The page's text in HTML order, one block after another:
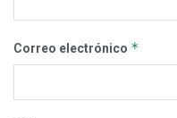
Correo electrónico *